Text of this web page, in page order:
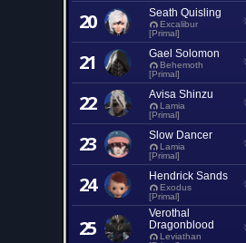
20 Seath Quisling
Excalibur
[Primal]
21 Gael Solomon
Behemoth
[Primal]
22 Avisa Shinzu
Lamia
[Primal]
23 Slow Dancer
Lamia
[Primal]
24 Hendrick Sands
Exodus
[Primal]
25
Verothal
Dragonblood
Leviathan